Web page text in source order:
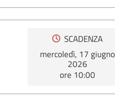
SCADENZA
mercoledì, 17 giugno
2026
ore 10:00